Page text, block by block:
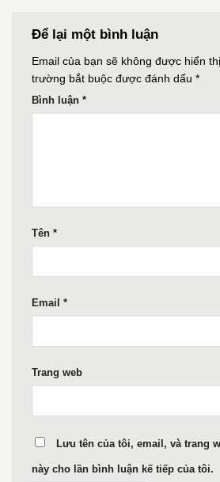
Để lại một bình luận
Email của bạn sẽ không được hiển
trường bắt buộc được đánh dấu *
Bình luận *
Tên *
Email *
Trang web
Lưu tên của tôi, email, và trang
này cho lần bình luận kế tiếp của tôi.